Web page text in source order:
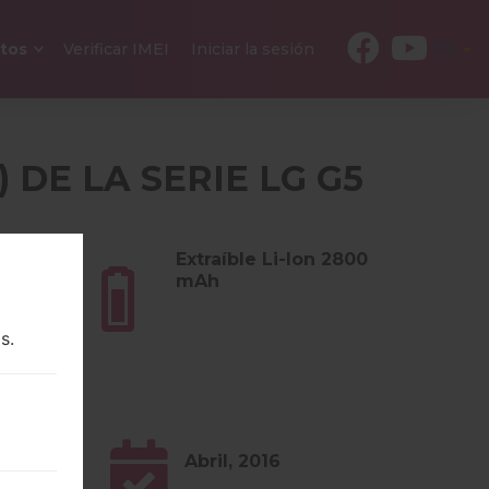
Verificar IMEI Iniciar la sesión
LA SERIE LG G5
Extraíble Li-Ion 2800
mAh
Abril, 2016